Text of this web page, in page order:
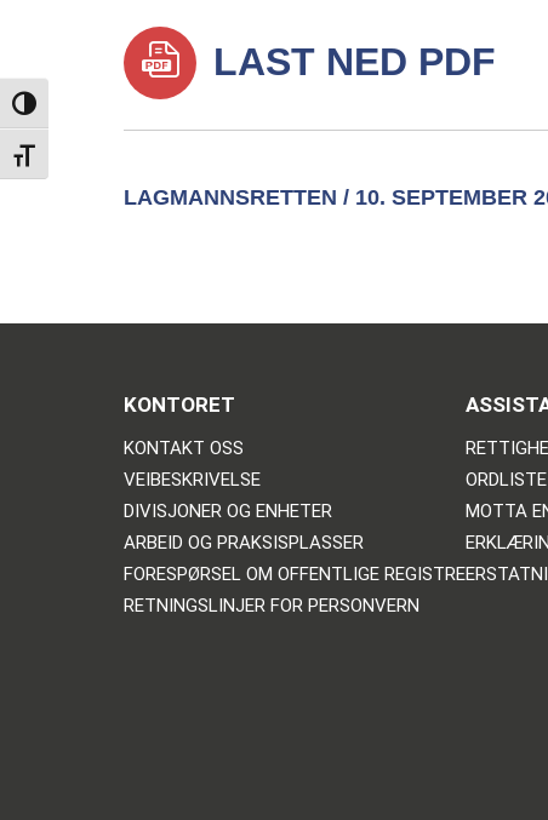
TOGGLE HIGH CONTRAST
TOGGLE FONT SIZE
LAST NED PDF
LAGMANNSRETTEN / 10. SEPTEMBER
KONTORET
KONTAKT OSS
VEIBESKRIVELSE
DIVISJONER OG ENHETER
ARBEID OG PRAKSISPLASSER
FORESPØRSEL OM OFFENTLIGE REGISTRE
RETNINGSLINJER FOR PERSONVERN
MOTTA